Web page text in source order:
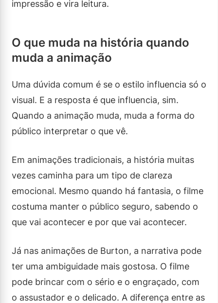
impressão e vira leitura.
O que muda na história quando
muda a animação
Uma dúvida comum é se o estilo influencia só o
visual. E a resposta é que influencia, sim.
Quando a animação muda, muda a forma do
público interpretar o que vê.
Em animações tradicionais, a história muitas
vezes caminha para um tipo de clareza
emocional. Mesmo quando há fantasia, o filme
costuma manter o público seguro, sabendo o
que vai acontecer e por que vai acontecer.
Já nas animações de Burton, a narrativa pode
ter uma ambiguidade mais gostosa. O filme
pode brincar com o sério e o engraçado, com
o assustador e o delicado. A diferença entre as